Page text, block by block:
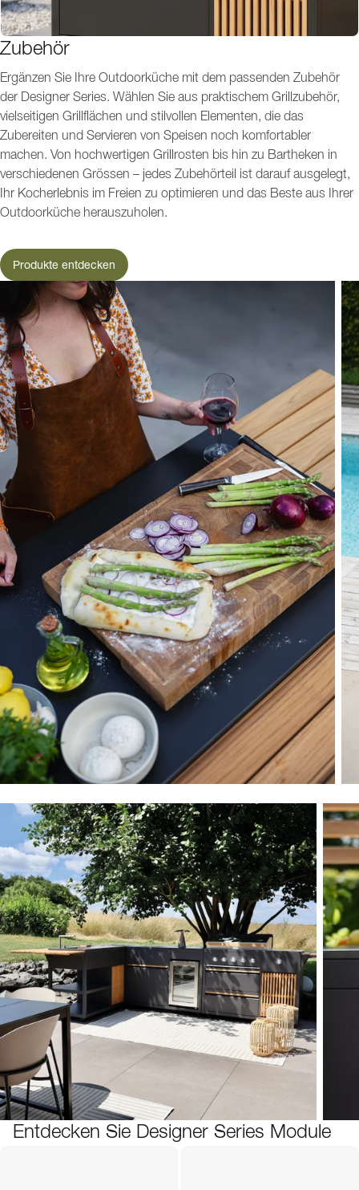
Zubehör
Ergänzen Sie Ihre Outdoorküche mit dem passenden Zubehör
der Designer Series. Wählen Sie aus praktischem Grillzubehör,
vielseitigen Grillflächen und stilvollen Elementen, die das
Zubereiten und Servieren von Speisen noch komfortabler
machen. Von hochwertigen Grillrosten bis hin zu Bartheken in
verschiedenen Grössen – jedes Zubehörteil ist darauf ausgelegt,
Ihr Kocherlebnis im Freien zu optimieren und das Beste aus Ihrer
Outdoorküche herauszuholen.
Produkte entdecken
Entdecken Sie Designer Series Module